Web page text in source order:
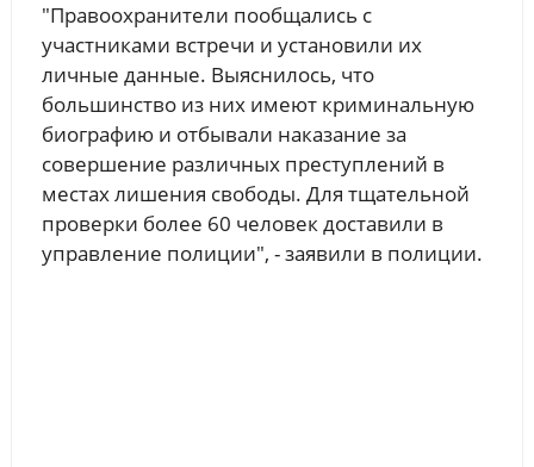
"Правоохранители пообщались с
участниками встречи и установили их
личные данные. Выяснилось, что
большинство из них имеют криминальную
биографию и отбывали наказание за
совершение различных преступлений в
местах лишения свободы. Для тщательной
проверки более 60 человек доставили в
управление полиции", - заявили в полиции.